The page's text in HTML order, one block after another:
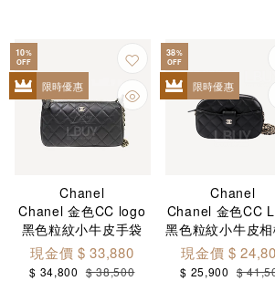
10%
OFF
限時優惠
Chanel
Chanel 金色CC logo
黑色粒紋小牛皮手袋
AP4704
現金價 $ 33,880
$ 34,800 $ 38,500
38%
OFF
限時優惠
Chanel
Chanel 金色CC
黑色粒紋小牛皮
側揹袋
現金價 $
$ 25,900 $